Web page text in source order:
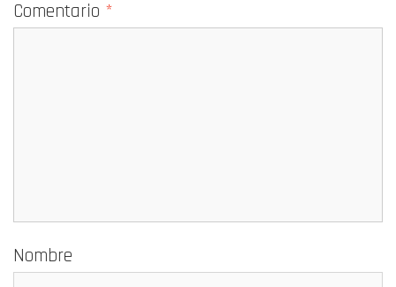
Comentario *
Nombre